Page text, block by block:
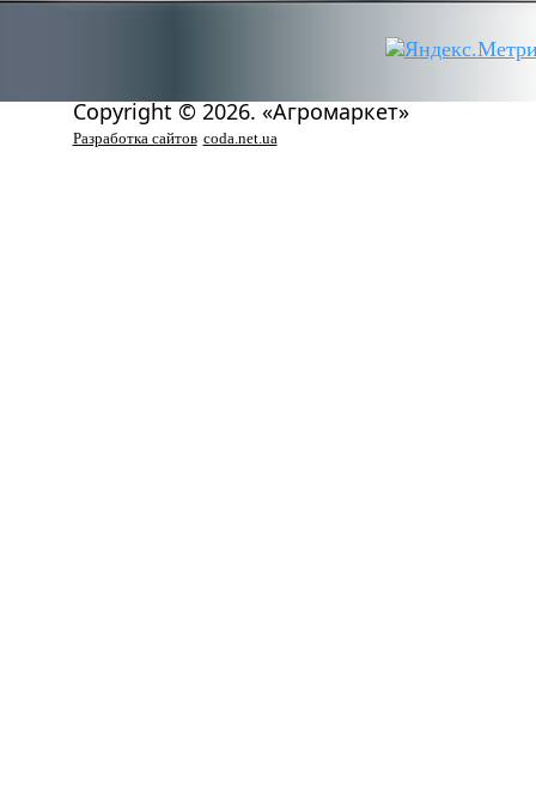
Copyright © 2026. «Агромаркет»
Разработка сайтов coda.net.ua